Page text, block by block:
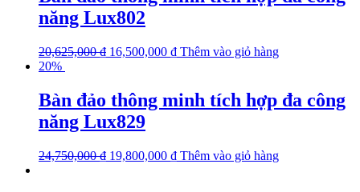
năng Lux802
20,625,000₫ 16,500,000 ₫ Thêm vào giỏ hàng
20%
Bàn đảo thông minh tích hợp đa công
năng Lux829
24,750,000₫ 19,800,000 ₫ Thêm vào giỏ hàng